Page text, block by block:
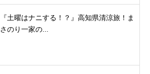
『土曜はナニする！？』高知県清涼旅！ま
さのり一家の...